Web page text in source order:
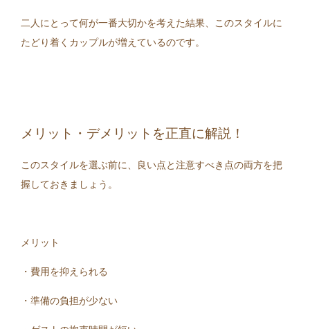
二人にとって何が一番大切かを考えた結果、このスタイルに
たどり着くカップルが増えているのです。
メリット・デメリットを正直に解説！
このスタイルを選ぶ前に、良い点と注意すべき点の両方を把
握しておきましょう。
メリット
・費用を抑えられる
・準備の負担が少ない